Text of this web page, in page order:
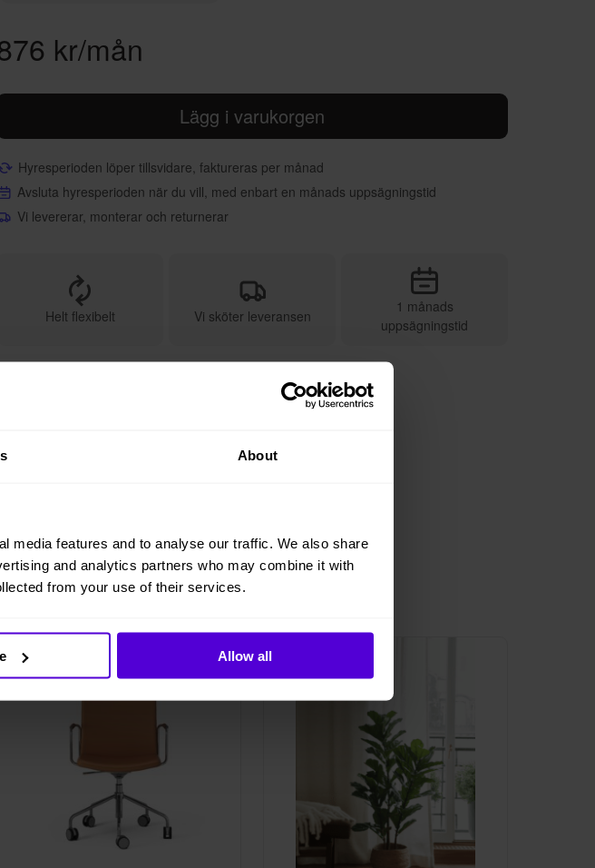
About
media features and to analyse our traffic. We also share
and analytics partners who may combine it with
from your use of their services.
Allow all
kr/mån
Lägg i varukorgen
Hyresperioden löper tillsvidare, faktureras per månad
Avsluta hyresperioden när du vill, med enbart en månads uppsägningstid
Vi levererar, monterar och returnerar
Helt flexibelt Vi sköter leveransen
1 månads
uppsägningstid